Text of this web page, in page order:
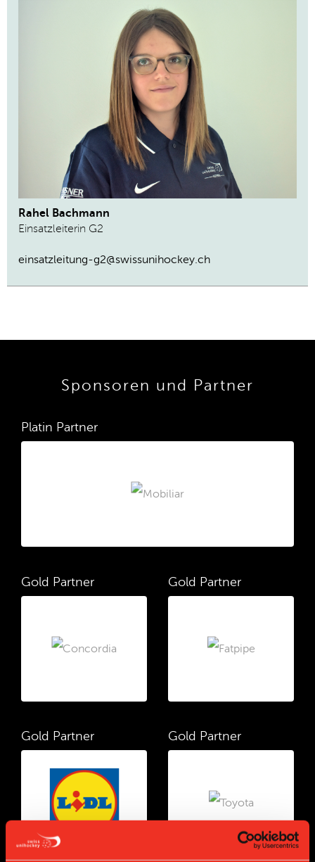
Rahel Bachmann
Einsatzleiterin G2
einsatzleitung-g2@swissunihockey.ch
Sponsoren und Partner
Platin Partner
Gold Partner Gold Partner
Gold Partner Gold Partner